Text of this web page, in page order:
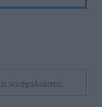
να σχολιάσεις